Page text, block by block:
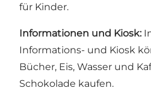
für Kinder.
Informationen und Kiosk:
Informations- und Kiosk
Bücher, Eis, Wasser und
Schokolade kaufen.